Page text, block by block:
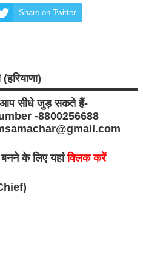
Share on Twitter
आप सीधे जुड़ सकते हैं-
-8800256688
बनने के लिए यहांक्लिक करें